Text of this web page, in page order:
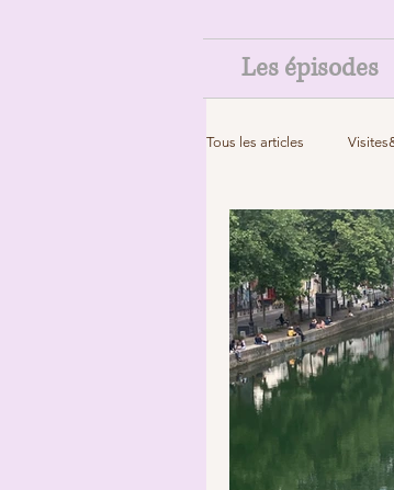
Les épisodes
Tous les articles